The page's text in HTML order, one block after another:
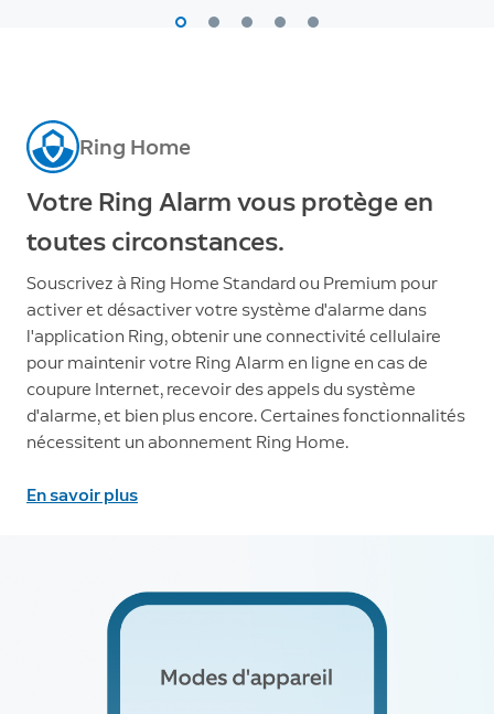
Ring Home
Votre Ring Alarm vous protège en
toutes circonstances.
Souscrivez à Ring Home Standard ou Premium pour
activer et désactiver votre système d'alarme dans
l'application Ring, obtenir une connectivité cellulaire
pour maintenir votre Ring Alarm en ligne en cas de
coupure Internet, recevoir des appels du système
d'alarme, et bien plus encore. Certaines fonctionnalités
nécessitent un abonnement Ring Home.
En savoir plus